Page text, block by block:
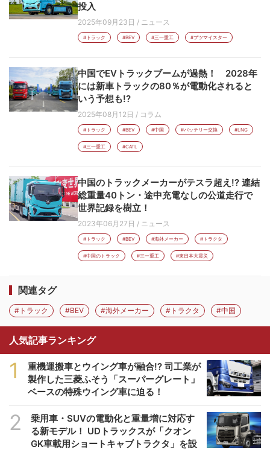
投入
2025年09月23日 / ニュース
#トラック #BEV #三一重工 #プツマイスター
中国でEVトラックブームが過熱！ 2028年
には新車トラックの80％が電動化されると
いう予想も!?
2025年08月12日 / コラム
#トラック #BEV #中国 #バッテリー交換 #LNG
#三一重工 #CATL
中国のトラックメーカーがテスラ超え!? 連結
総重量40トン・途中充電なしの公道走行で
世界記録を樹立！
2023年06月27日 / ニュース
#トラック #BEV #海外メーカー #トラクタ
#中国のトラック #三一重工 #東日本大震災
関連タグ
#トラック #BEV #海外メーカー #トラクタ #中国
人気記事ランキング
1
重機運搬車とウイング車が融合!? 司工業が
製作した三菱ふそう「スーパーグレート」
ベースの特殊ウイング車に迫る！
2
乗用車・SUVの電動化と重量増に対応す
る新モデル！ UDトラックスが「クオン
GK車載用ショートキャブトラクタ」を設